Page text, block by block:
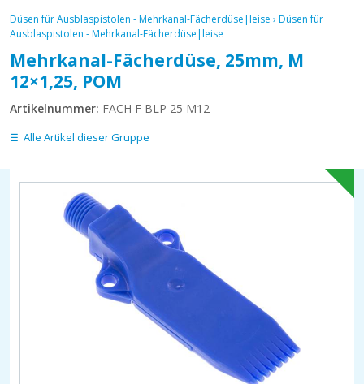
Düsen für Ausblaspistolen - Mehrkanal-Fächerdüse|leise › Düsen für
Ausblaspistolen - Mehrkanal-Fächerdüse|leise
Mehrkanal-Fächerdüse, 25mm, M
12×1,25, POM
Artikelnummer: FACH F BLP 25 M12
Alle Artikel dieser Gruppe